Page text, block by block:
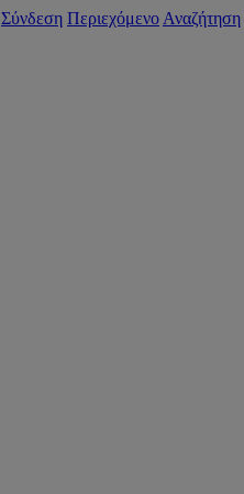
Σύνδεση Περιεχόμενο Αναζήτηση